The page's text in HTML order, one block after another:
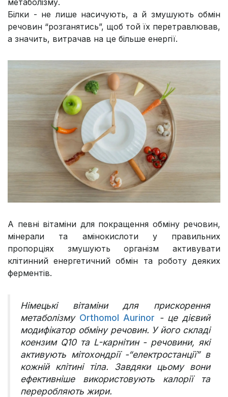
метаболізму.
Білки - не лише насичують, а й змушують обмін
речовин “розганятись”, щоб той їх перетравлював,
а значить, витрачав на це більше енергії.
А певні вітаміни для покращення обміну речовин,
мінерали та амінокислоти у правильних
пропорціях змушують організм активувати
клітинний енергетичний обмін та роботу деяких
ферментів.
Німецькі вітаміни для прискорення
метаболізму Orthomol Aurinor - це дієвий
модифікатор обміну речовин. У його складі
коензим Q10 та L-карнітин - речовини, які
активують мітохондрії -“електростанції” в
кожній клітині тіла. Завдяки цьому вони
ефективніше використовують калорії та
переробляють жири.